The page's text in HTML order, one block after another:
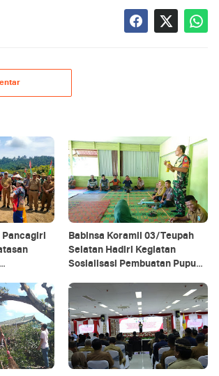
Pancagiri
BDRMS
Babinsa Koramil 03/Teupah
Selatan Hadiri Kegiatan
Sosialisasi Pembuatan Pupuk